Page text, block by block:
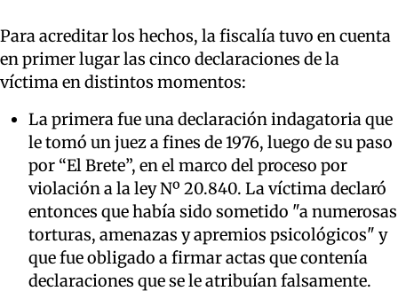
Para acreditar los hechos, la fiscalía tuvo en cuenta
en primer lugar las cinco declaraciones de la
víctima en distintos momentos:
La primera fue una declaración indagatoria que
le tomó un juez a fines de 1976, luego de su paso
por “El Brete”, en el marco del proceso por
violación a la ley Nº 20.840. La víctima declaró
entonces que había sido sometido "a numerosas
torturas, amenazas y apremios psicológicos" y
que fue obligado a firmar actas que contenía
declaraciones que se le atribuían falsamente.